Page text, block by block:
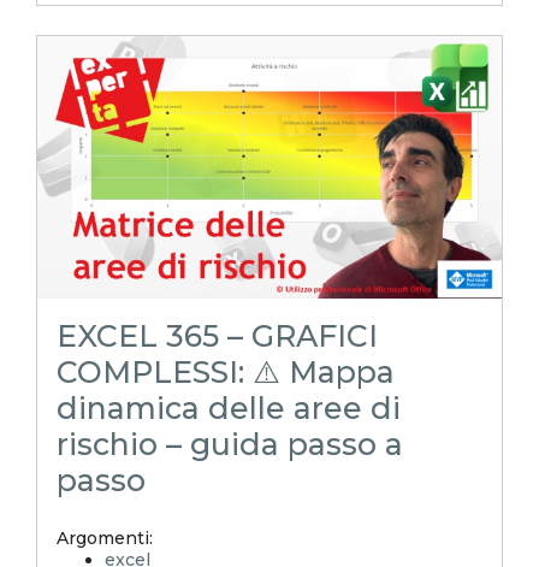
reporting in excel
Experta
xlsx
excel magico
excel facile
EXCELoltreognilimite
EXCELtrucchiesegreti
excel tips
excel tutorial italiano
funzione lambda
lambda
riconciliazione
EXCEL 365 – GRAFICI
COMPLESSI: ⚠️ Mappa
dinamica delle aree di
rischio – guida passo a
passo
Argomenti:
excel